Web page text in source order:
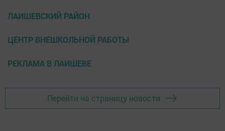
ЛАИШЕВСКИЙ РАЙОН
ЦЕНТР ВНЕШКОЛЬНОЙ РАБОТЫ
РЕКЛАМА В ЛАИШЕВЕ
Перейти на страницу новости